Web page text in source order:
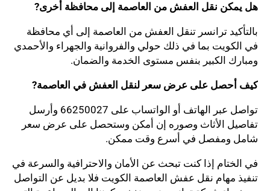
هل يمكن نقل العفش من العاصمة إلى محافظة أخرى?
بالتأكيد ترانسر تنقل العفش من العاصمة إلى أي محافظة
في الكويت بما في ذلك حولي والفروانية والجهراء والأحمدي
ومبارك الكبير بنفس مستوى الخدمة والضمان.
كيف أحصل على عرض سعر لنقل العفش في العاصمة?
تواصل عبر الهاتف أو الواتساب على 66250027 وأرسل
تفاصيل الأثاث وصوره إن أمكن وستحصل على عرض سعر
شامل ومفصل في أسرع وقت ممكن.
في الختام إذا كنت تبحث عن الأمان والاحترافية والسرعة في
تنفيذ مهام نقل عفش العاصمة الكويت فلا بديل عن التواصل